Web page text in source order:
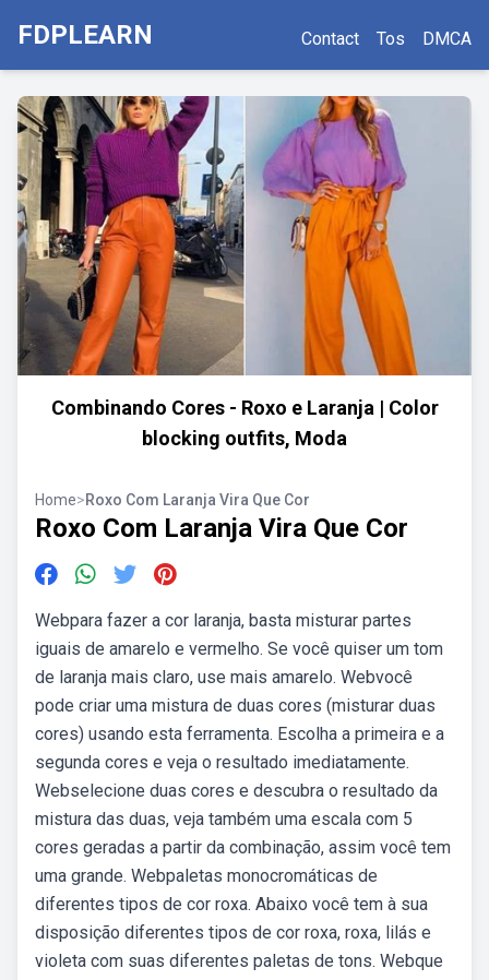
FDPLEARN Contact Tos DMCA
Combinando Cores - Roxo e Laranja | Color
blocking outfits, Moda
Home>Roxo Com Laranja Vira Que Cor
Roxo Com Laranja Vira Que Cor
Webpara fazer a cor laranja, basta misturar partes
iguais de amarelo e vermelho. Se você quiser um tom
de laranja mais claro, use mais amarelo. Webvocê
pode criar uma mistura de duas cores (misturar duas
cores) usando esta ferramenta. Escolha a primeira e a
segunda cores e veja o resultado imediatamente.
Webselecione duas cores e descubra o resultado da
mistura das duas, veja também uma escala com 5
cores geradas a partir da combinação, assim você tem
uma grande. Webpaletas monocromáticas de
diferentes tipos de cor roxa. Abaixo você tem à sua
disposição diferentes tipos de cor roxa, roxa, lilás e
violeta com suas diferentes paletas de tons. Webque